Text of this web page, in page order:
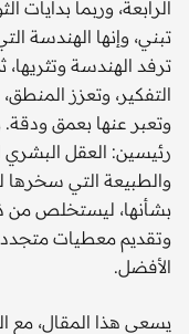
الرابعة، وربما بدايات
تبني، وإنها الهندسة
ترفد الهندسة وتثريها،
التفكير، وتعزز
وتعبر عنها بعمق
رئيسين: العقل البشري
والطبيعة التي سخرها
بشأنها، ليستخلص من
وتقديم معطيات
الأفضل.
يسعى هذا المقال، مع